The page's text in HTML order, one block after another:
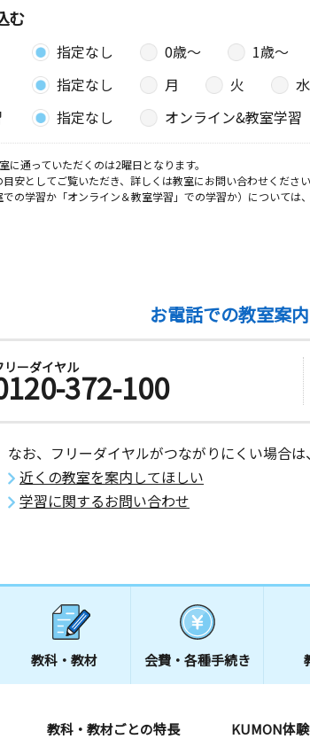
む
指定なし 0歳〜 1歳〜
指定なし 月 火 水
指定なし オンライン&教室学習
通っていただくのは2曜日となります。
安としてご覧いただき、詳しくは教室にお問い合わせくださ
の学習か「オンライン＆教室学習」での学習か）については
お電話での教室案内
リーダイヤル372-100
なお、フリーダイヤルがつながりにくい場合
近くの教室を案内してほしい
学習に関するお問い合わせ
教科・教材 会費・ 各種手続き
教科・教材ごとの特長 KUMON体